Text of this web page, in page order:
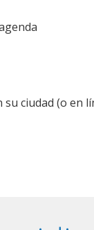
ciudad (o en